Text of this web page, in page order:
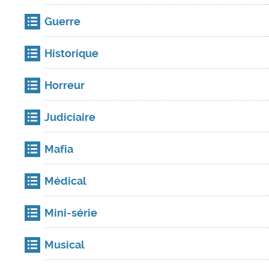
Guerre
Historique
Horreur
Judiciaire
Mafia
Médical
Mini-série
Musical